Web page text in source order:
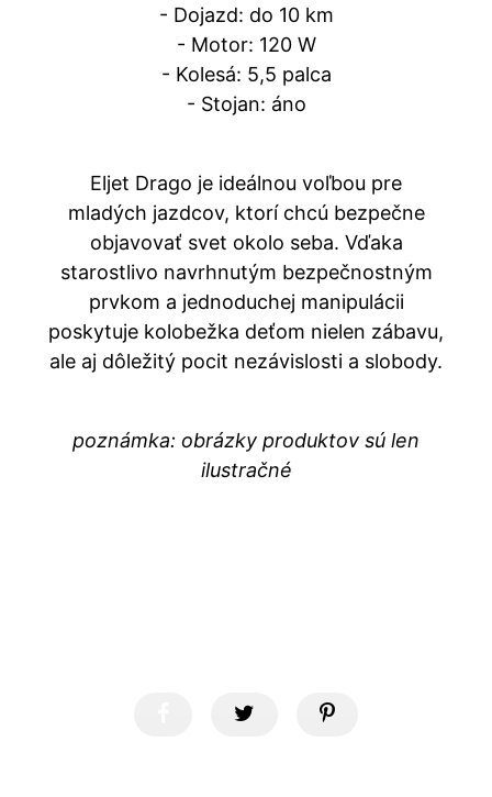
- Dojazd: do 10 km
- Motor: 120 W
- Kolesá: 5,5 palca
- Stojan: áno
Eljet Drago je ideálnou voľbou pre
mladých jazdcov, ktorí chcú bezpečne
objavovať svet okolo seba. Vďaka
starostlivo navrhnutým bezpečnostným
prvkom a jednoduchej manipulácii
poskytuje kolobežka deťom nielen zábavu,
ale aj dôležitý pocit nezávislosti a slobody.
poznámka: obrázky produktov sú len
ilustračné